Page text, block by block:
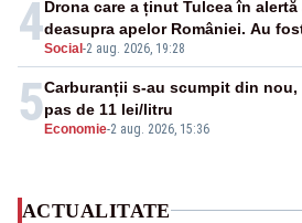
4Social-2 aug. 2026, 19:28
Drona care a ținut Tulcea în
deasupra apelor României. Au
5Economie-2 aug. 2026, 15:36
Carburanții s-au scumpit din nou,
pas de 11 lei/litru
ACTUALITATE